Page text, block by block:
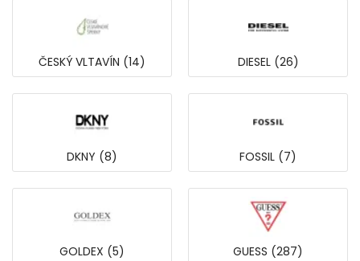
ČESKÝ VLTAVÍN (14) DIESEL (26)
DKNY (8) FOSSIL (7)
GOLDEX (5) GUESS (287)